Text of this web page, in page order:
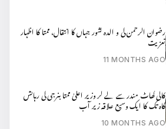
رضوان الرحمن کی و الدہ کشور جہاں کا انتقال، ممتا کا اظہار
تعزیت
11 MONTHS AGO
کالی گھاٹ مندر سے لے کر وزیر اعلیٰ ممتا بنرجی کی رہائش
گاہ تک کا ایک وسیع علاقہ زیر آب
10 MONTHS AGO